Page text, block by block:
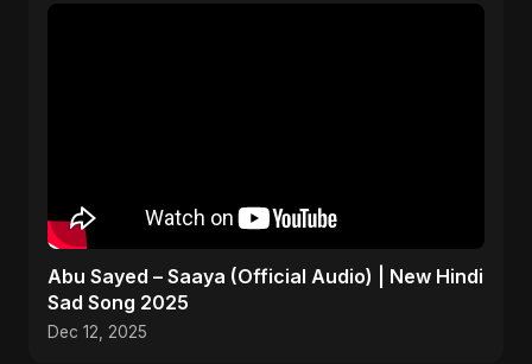
Abu Sayed – Saaya (Official Audio) | New Hindi
Sad Song 2025
Dec 12, 2025